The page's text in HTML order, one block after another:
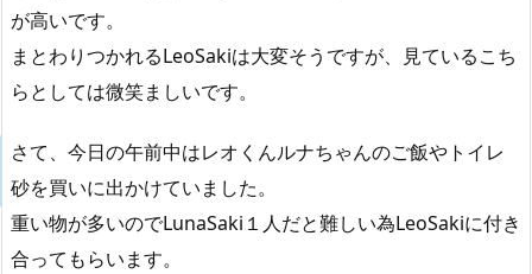
が高いです。
まとわりつかれるLeoSakiは大変そうですが、見ているこち
らとしては微笑ましいです。
さて、今日の午前中はレオくんルナちゃんのご飯やトイレ
砂を買いに出かけていました。
重い物が多いのでLunaSaki１人だと難しい為LeoSakiに付き
合ってもらいます。